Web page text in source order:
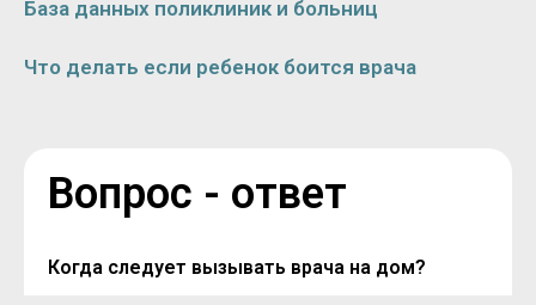
База данных поликлиник и больниц
Что делать если ребенок боится врача
Вопрос - ответ
Когда следует вызывать врача на дом?